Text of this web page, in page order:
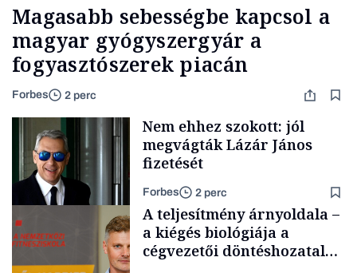
Magasabb sebességbe kapcsol a
magyar gyógyszergyár a
fogyasztószerek piacán
Forbes 2 perc
Nem ehhez szokott: jól
megvágták Lázár János
fizetését
Forbes 2 perc
A teljesítmény árnyoldala –
a kiégés biológiája a
cégvezetői döntéshozatal